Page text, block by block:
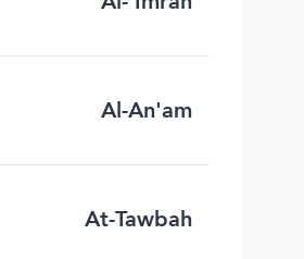
Al-An'am
At-Tawbah